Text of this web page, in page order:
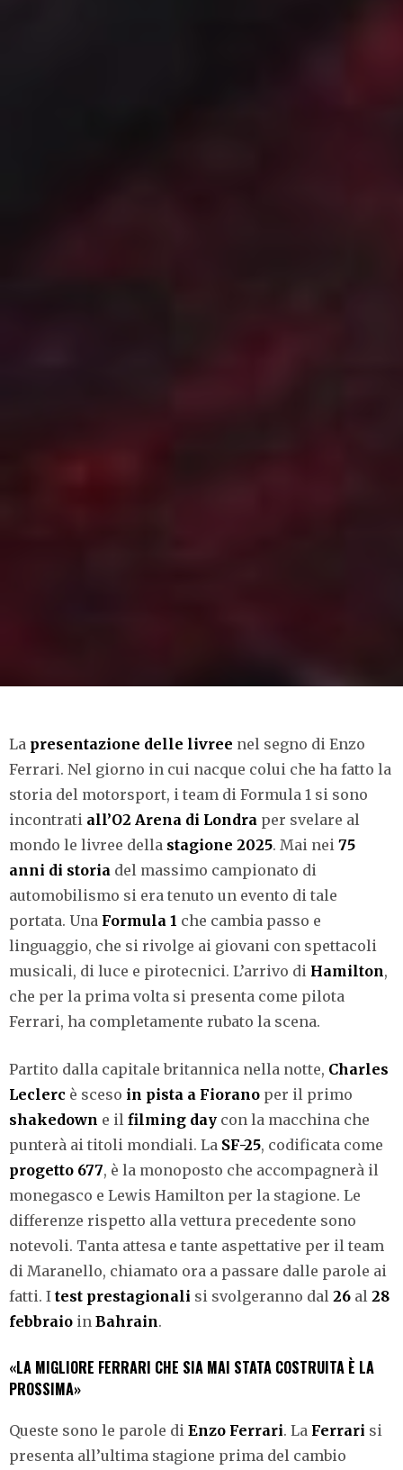
La presentazione delle livree nel segno di Enzo
Ferrari. Nel giorno in cui nacque colui che ha fatto la
storia del motorsport, i team di Formula 1 si sono
incontrati all’O2 Arena di Londra per svelare al
mondo le livree della stagione 2025. Mai nei 75
anni di storia del massimo campionato di
automobilismo si era tenuto un evento di tale
portata. Una Formula 1 che cambia passo e
linguaggio, che si rivolge ai giovani con spettacoli
musicali, di luce e pirotecnici. L’arrivo di Hamilton,
che per la prima volta si presenta come pilota
Ferrari, ha completamente rubato la scena.
Partito dalla capitale britannica nella notte, Charles
Leclerc è sceso in pista a Fiorano per il primo
shakedown e il filming day con la macchina che
punterà ai titoli mondiali. La SF-25, codificata come
progetto 677, è la monoposto che accompagnerà il
monegasco e Lewis Hamilton per la stagione. Le
differenze rispetto alla vettura precedente sono
notevoli. Tanta attesa e tante aspettative per il team
di Maranello, chiamato ora a passare dalle parole ai
fatti. I test prestagionali si svolgeranno dal 26 al 28
febbraio in Bahrain.
«LA MIGLIORE FERRARI CHE SIA MAI STATA COSTRUITA È LA
PROSSIMA»
Queste sono le parole di Enzo Ferrari. La Ferrari si
presenta all’ultima stagione prima del cambio